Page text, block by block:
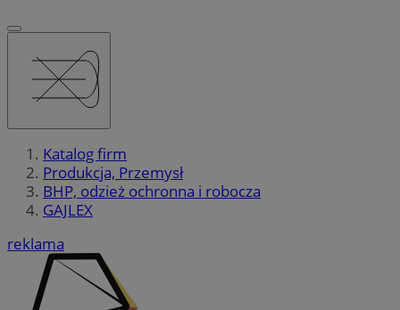
Katalog firm
Produkcja, Przemysł
BHP, odzież ochronna i robocza
GAJLEX
reklama